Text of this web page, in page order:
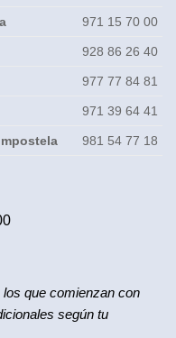
971 15 70 00
928 86 26 40
977 77 84 81
971 39 64 41
981 54 77 18
que comienzan con
según tu